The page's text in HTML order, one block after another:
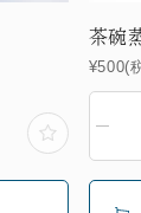
茶碗
¥500(税